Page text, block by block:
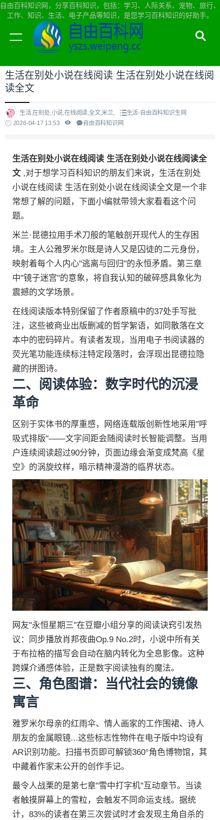
自由百科知识网，分享百科知识，包括：学习、人际关系、宠物、旅行、
工作、知识、生活、电子产品等知识，是您学习百科知识的好助手。
当前位置：自由百科知识网首页>生活
生活在别处小说在线阅读 生活在别处小说在线阅
读全文
生活,在别处,小说,在线阅读,全文,米兰,
生活-自由百科知识生网
2026-04-17 13:53
自由百科知识网
生活在别处小说在线阅读 生活在别处小说在线阅读全
文 ,对于想学习百科知识的朋友们来说，生活在别处
小说在线阅读 生活在别处小说在线阅读全文是一个非
常想了解的问题，下面小编就带领大家看看这个问
题。
米兰·昆德拉用手术刀般的笔触剖开现代人的生存困
境。主人公雅罗米尔既是诗人又是囚徒的二元身份，
映射着每个人内心"逃离与回归"的永恒矛盾。第三章
中"镜子迷宫"的意象，将自我认知的破碎感具象化为
震撼的文学场景。
在线阅读版本特别保留了作者原稿中的37处手写批
注，这些被商业出版删减的哲学絮语，如同散落在文
本中的密码碎片。有读者发现，当用电子书阅读器的
荧光笔功能连续标注特定段落时，会浮现出昆德拉隐
藏的拼图诗。
二、阅读体验：数字时代的沉浸
革命
区别于实体书的厚重感，网络连载版创新性地采用"呼
吸式排版"——文字间距会随阅读时长智能调整。当用
户连续阅读超过90分钟，页面边缘会渐变成梵高《星
空》的涡旋纹样，暗示精神漫游的临界状态。
网友"永恒星期三"在豆瓣小组分享的阅读诀窍引发热
议：同步播放肖邦夜曲Op.9 No.2时，小说中所有关
于布拉格的描写会自动在脑内转化为全息影像。这种
跨媒介通感体验，正是数字阅读独有的魔法。
三、角色图谱：当代社会的镜像
寓言
雅罗米尔母亲的红雨伞、情人画家的工作围裙、诗人
朋友的金属眼镜...这些标志性物件在电子版中均设有
AR识别功能。扫描书页即可解锁360°角色博物馆，其
中藏着作家未公开的创作手记。
最令人战栗的是第七章"雪中打字机"互动章节。当读
者触摸屏幕上的雪粒，会触发不同命运支线。据统
计，83%的读者在第三次尝试时才会发现主角自杀的